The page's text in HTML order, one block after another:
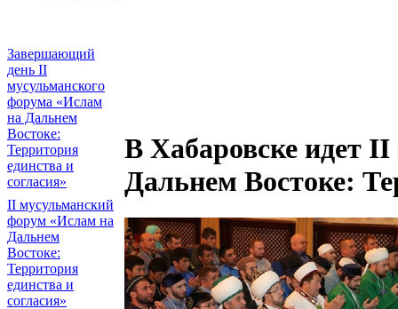
Завершающий
день II
мусульманского
форума «Ислам
на Дальнем
Востоке:
Территория
единства и
согласия»
II мусульманский
форум «Ислам на
Дальнем
Востоке:
Территория
единства и
согласия»
В Хабаровске идет
Дальнем Востоке: